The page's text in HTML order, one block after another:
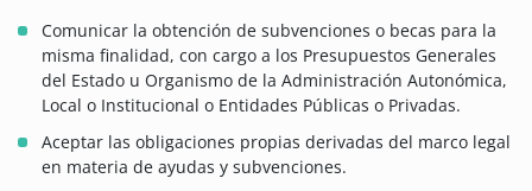
Comunicar la obtención de subvenciones o becas para la
misma finalidad, con cargo a los Presupuestos Generales
del Estado u Organismo de la Administración Autonómica,
Local o Institucional o Entidades Públicas o Privadas.
Aceptar las obligaciones propias derivadas del marco legal
en materia de ayudas y subvenciones.